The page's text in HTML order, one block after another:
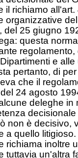
il richiamo
organizzative
del 25 giugno
questa
e
pertanto, di
che il
24 agosto
deleghe in
non è decisivo,
a quello litigioso.
richiama inoltre
tuttavia un'altra